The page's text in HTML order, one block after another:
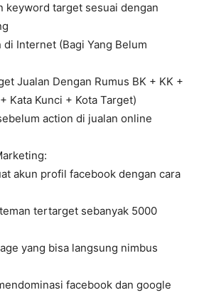
keyword target sesuai dengan
Internet (Bagi Yang Belum
Jualan Dengan Rumus BK + KK +
Kata Kunci + Kota Target)
action di jualan online
akun profil facebook dengan cara
tertarget sebanyak 5000
yang bisa langsung nimbus
facebook dan google